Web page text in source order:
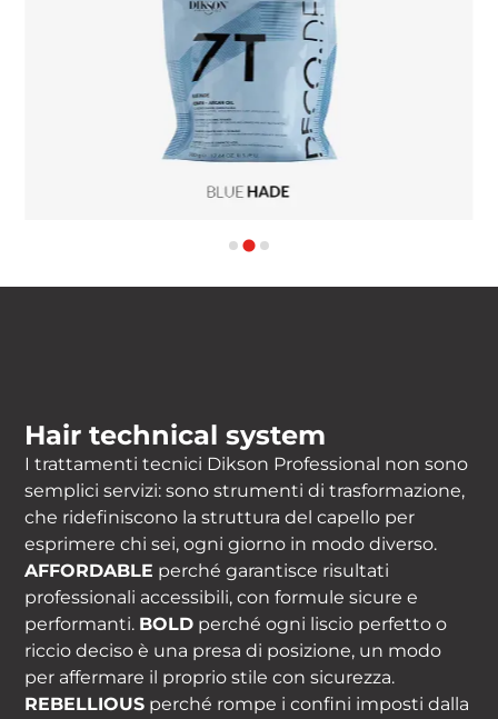
Hair technical system
I trattamenti tecnici Dikson Professional non sono
semplici servizi: sono strumenti di trasformazione,
che ridefiniscono la struttura del capello per
esprimere chi sei, ogni giorno in modo diverso.
AFFORDABLE perché garantisce risultati
professionali accessibili, con formule sicure e
performanti. BOLD perché ogni liscio perfetto o
riccio deciso è una presa di posizione, un modo
per affermare il proprio stile con sicurezza.
REBELLIOUS perché rompe i confini imposti dalla